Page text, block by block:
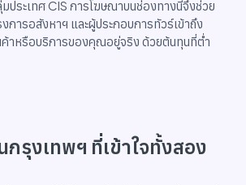
ประเทศ CIS การโฆษณาบนช่องทางนี้จึงช่วย
การอสังหาฯ และผู้ประกอบการทัวร์เข้าถึง
าหรือบริการของคุณอยู่จริง ด้วยต้นทุนที่ต่ำ
กรุงเทพฯ ที่เข้าใจทั้งสอง